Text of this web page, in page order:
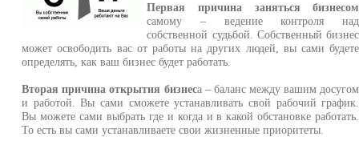
Первая причина заняться бизнесом
самому – ведение контроля над
собственной судьбой. Собственный бизнес
может освободить вас от работы на других людей, вы сами будете
определять, как ваш бизнес будет работать.
Вторая причина открытия бизнеса – баланс между вашим досугом
и работой. Вы сами сможете устанавливать свой рабочий график.
Вы можете сами выбрать где и когда и в какой обстановке работать.
То есть вы сами устанавливаете свои жизненные приоритеты.